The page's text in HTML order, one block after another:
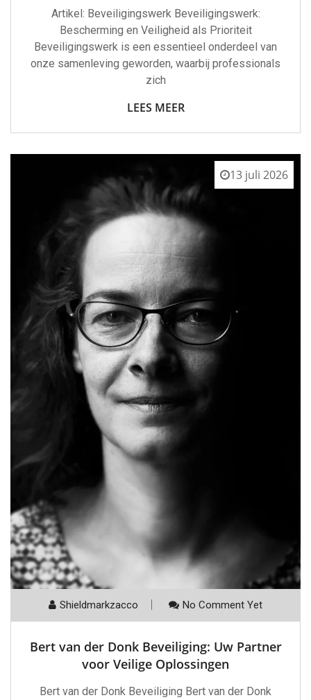
Artikel: Beveiligingswerk Beveiligingswerk:
Bescherming en Veiligheid als Prioriteit
Beveiligingswerk is een essentieel onderdeel van
onze samenleving geworden, waarbij professionals
zich
LEES MEER
13 juli 2026
Shieldmarkzacco No Comment Yet
Bert van der Donk Beveiliging: Uw Partner
voor Veilige Oplossingen
Bert van der Donk Beveiliging Bert van der Donk